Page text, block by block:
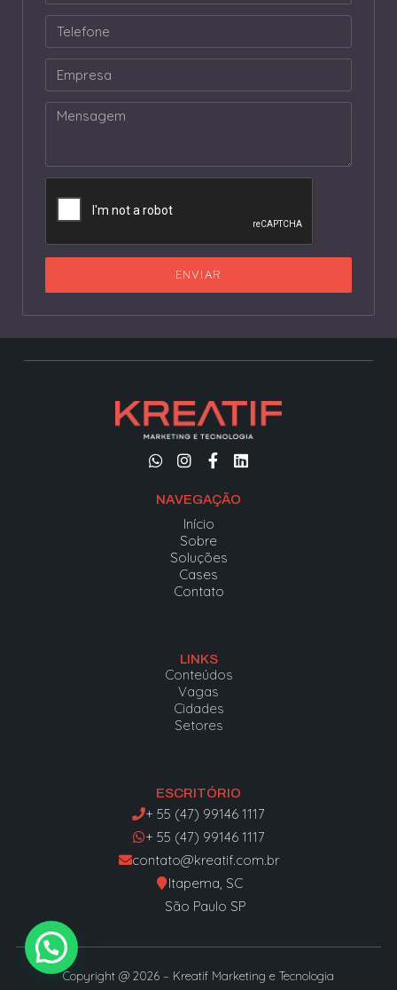
ENVIAR
NAVEGAÇÃO
Início
Sobre
Soluções
Cases
Contato
LINKS
Conteúdos
Vagas
Cidades
Setores
ESCRITÓRIO
+ 55 (47) 99146 1117
+ 55 (47) 99146 1117
contato@kreatif.com.br
Itapema, SC
São Paulo SP
Copyright @ 2026 – Kreatif Marketing e Tecnologia